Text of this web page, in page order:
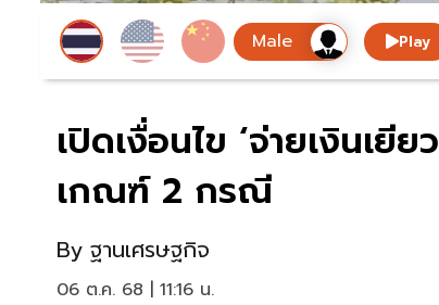
Play
เปิดเงื่อนไข ‘จ่ายเงินเยี
เกณฑ์ 2 กรณี
By ฐานเศรษฐกิจ
06 ต.ค. 68 | 11:16 น.